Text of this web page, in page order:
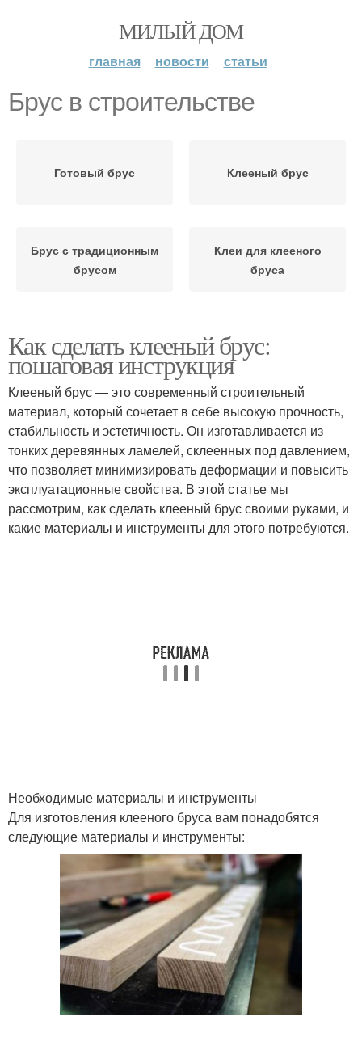
МИЛЫЙ ДОМ
главная новости статьи
Брус в строительстве
Готовый брус Клееный брус
Брус с традиционным
брусом
Клеи для клееного
бруса
Как сделать клееный брус:
пошаговая инструкция
Клееный брус — это современный строительный
материал, который сочетает в себе высокую прочность,
стабильность и эстетичность. Он изготавливается из
тонких деревянных ламелей, склеенных под давлением,
что позволяет минимизировать деформации и повысить
эксплуатационные свойства. В этой статье мы
рассмотрим, как сделать клееный брус своими руками, и
какие материалы и инструменты для этого потребуются.
Необходимые материалы и инструменты
Для изготовления клееного бруса вам понадобятся
следующие материалы и инструменты: